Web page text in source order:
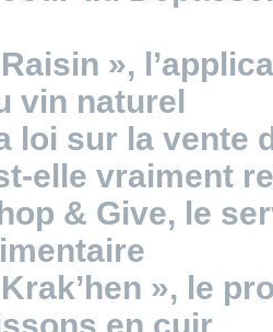
»,
vin naturel
loi sur la vente
elle vraiment
& Give, le
», le